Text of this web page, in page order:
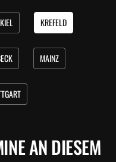
KIEL KREFELD
MAINZ
AN DIESEM